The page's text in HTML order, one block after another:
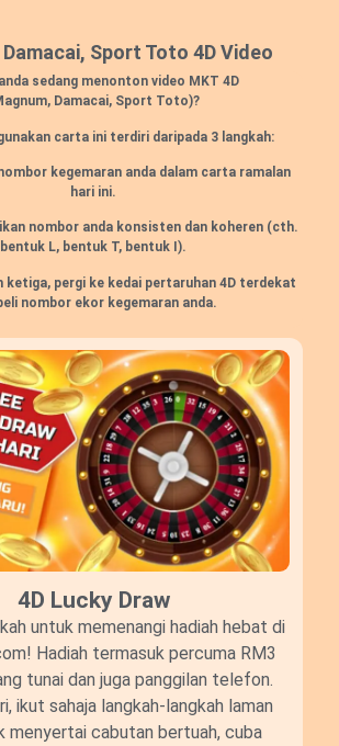
Sport Toto 4D Video
sedang menonton video MKT 4D
Damacai, Sport Toto)?
carta ini terdiri daripada 3 langkah:
kegemaran anda dalam carta ramalan
hari ini.
nombor anda konsisten dan koheren (cth.
bentuk L, bentuk T, bentuk I).
ketiga, pergi ke kedai pertaruhan 4D terdekat
nombor ekor kegemaran anda.
4D Lucky Draw​
untuk memenangi hadiah hebat di
Hadiah termasuk percuma RM3
tunai dan juga panggilan telefon.
ikut sahaja langkah-langkah laman
menyertai cabutan bertuah, cuba